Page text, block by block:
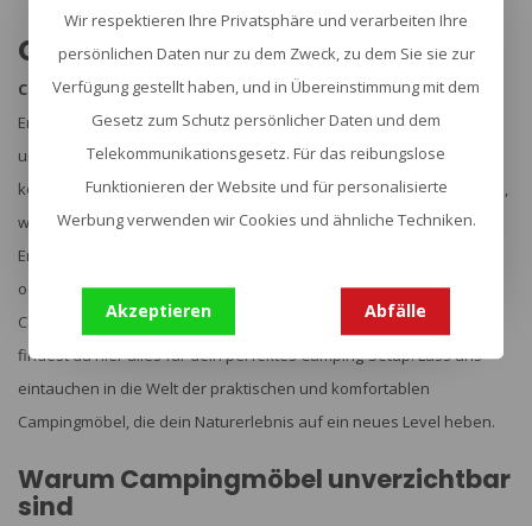
Campingmöbel
Campingmöbelsind die Grundlage für ein gelungenes Outdoor-
Erlebnis. Ob Faltstuhl, Hocker oder Campingtisch - diese kompakten
und leichten Begleiter machen dein Abenteuer in der Natur
komfortabler. Für Rucksackreisende und Naturcamper sind robuste,
wetterfeste Campingstühle und tragbare Hocker unverzichtbar.
Entdecke umweltfreundliche Optionen wie FSC-zertifizierte Stühle
oder multifunktionale Möbel für lange Touren. Von der einfachen
Campingausrüstung bis hin zu innovativen Outdoor-Sitzmöbeln
findest du hier alles für dein perfektes Camping-Setup. Lass uns
eintauchen in die Welt der praktischen und komfortablen
Campingmöbel, die dein Naturerlebnis auf ein neues Level heben.
Warum Campingmöbel unverzichtbar
sind
Wir respektieren Ihre Privatsphäre und verarbeiten Ihre
persönlichen Daten nur zu dem Zweck, zu dem Sie sie zur
Verfügung gestellt haben, und in Übereinstimmung mit dem
Gesetz zum Schutz persönlicher Daten und dem
Telekommunikationsgesetz. Für das reibungslose
Funktionieren der Website und für personalisierte
Werbung verwenden wir Cookies und ähnliche Techniken.
Akzeptieren Abfälle